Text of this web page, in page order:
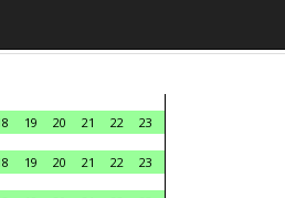
19 20 21 22
23
19 20 21 22
23